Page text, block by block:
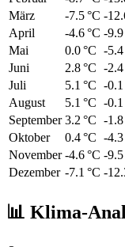
März
-7.5 °C -
April
-4.6 °C -9.9
Mai
0.0 °C -5.4
Juni
2.8 °C -2.4
Juli
5.1 °C -0.1
August
5.1 °C -0.1
September 3.2 °C -1.8
Oktober
0.4 °C -4.3
November -4.6 °C -9.5
Dezember -7.1 °C -
📊 Klima-